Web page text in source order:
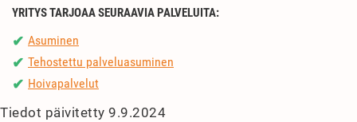
YRITYS TARJOAA SEURAAVIA PALVELUITA:
✔ Asuminen
✔ Tehostettu palveluasuminen
✔ Hoivapalvelut
Tiedot päivitetty 9.9.2024